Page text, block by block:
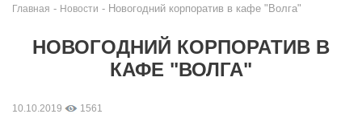
Главная - Новости - Новогодний корпоратив в кафе "Волга"
НОВОГОДНИЙ КОРПОРАТИВ В
КАФЕ "ВОЛГА"
10.10.2019 1561